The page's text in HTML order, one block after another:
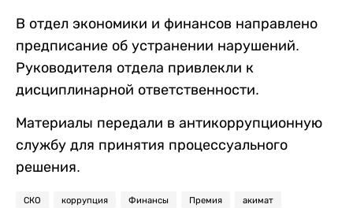
В отдел экономики и финансов направлено
предписание об устранении нарушений.
Руководителя отдела привлекли к
дисциплинарной ответственности.
Материалы передали в антикоррупционную
службу для принятия процессуального
решения.
СКО коррупция Финансы Премия акимат